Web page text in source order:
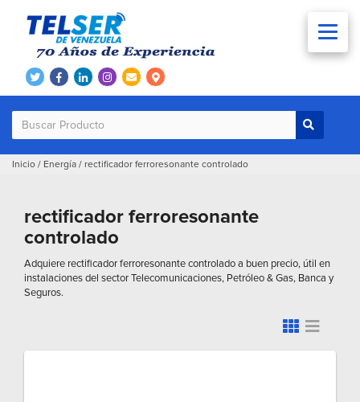
Inicio / Energía / rectificador ferroresonante controlado
rectificador ferroresonante
controlado
Adquiere rectificador ferroresonante controlado a buen precio, útil en
instalaciones del sector Telecomunicaciones, Petróleo & Gas, Banca y
Seguros.